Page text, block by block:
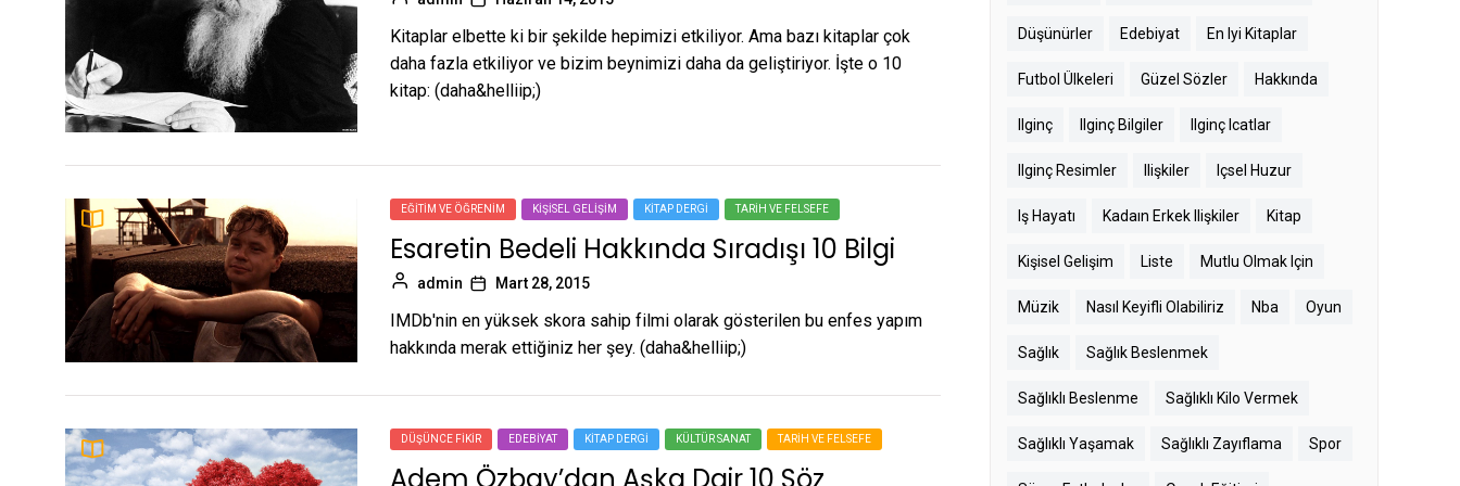
Kitaplar elbette ki bir şekilde hepimizi etkiliyor. Ama bazı kitaplar çok
daha fazla etkiliyor ve bizim beynimizi daha da geliştiriyor. İşte o 10
kitap: (daha&helliip;)
EĞITIM VE ÖĞRENIM KIŞISEL GELIŞIM KITAP DERGI TARIH VE FELSEFE
Esaretin Bedeli Hakkında Sıradışı 10 Bilgi
admin Mart 28, 2015
IMDb'nin en yüksek skora sahip filmi olarak gösterilen bu enfes yapım
hakkında merak ettiğiniz her şey. (daha&helliip;)
DÜŞÜNCE FIKIR EDEBIYAT KITAP DERGI KÜLTÜR SANAT TARIH VE FELSEFE
Düşünürler Edebiyat En Iyi Kitaplar
Futbol Ülkeleri Güzel Sözler Hakkında
Ilginç Ilginç Bilgiler Ilginç Icatlar
Ilginç Resimler Ilişkiler Içsel Huzur
Iş Hayatı Kadaın Erkek Ilişkiler Kitap
Kişisel Gelişim Liste Mutlu Olmak Için
Müzik Nasıl Keyifli Olabiliriz Nba Oyun
Sağlık Sağlık Beslenmek
Sağlıklı Beslenme Sağlıklı Kilo Vermek
Sağlıklı Yaşamak Sağlıklı Zayıflama Spor